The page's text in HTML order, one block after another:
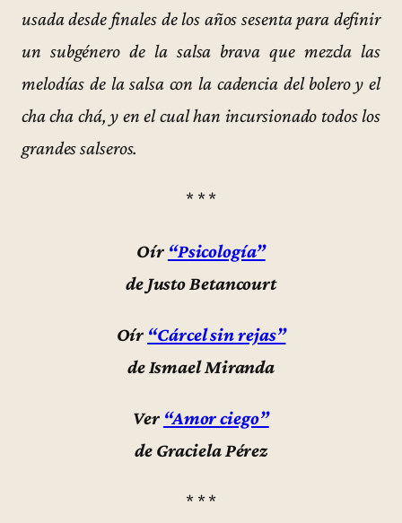
usada desde finales de los años sesenta para definir
un subgénero de la salsa brava que mezcla las
melodías de la salsa con la cadencia del bolero y el
cha cha chá, y en el cual han incursionado todos los
grandes salseros.
* * *
Oír “Psicología”
de Justo Betancourt
Oír “Cárcel sin rejas”
de Ismael Miranda
Ver “Amor ciego”
de Graciela Pérez
* * *